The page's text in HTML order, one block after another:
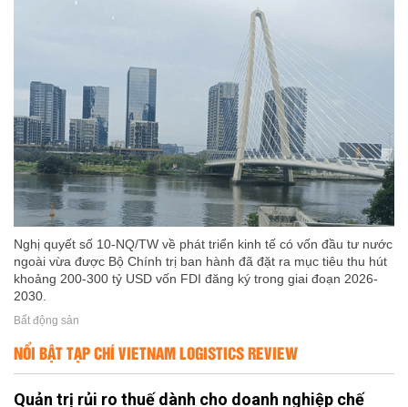
Nghị quyết số 10-NQ/TW về phát triển kinh tế có vốn đầu tư nước
ngoài vừa được Bộ Chính trị ban hành đã đặt ra mục tiêu thu hút
khoảng 200-300 tỷ USD vốn FDI đăng ký trong giai đoạn 2026-
2030.
Bất động sản
NỔI BẬT TẠP CHÍ VIETNAM LOGISTICS REVIEW
Quản trị rủi ro thuế dành cho doanh nghiệp chế